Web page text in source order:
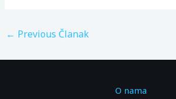
← Previous Članak
O nama